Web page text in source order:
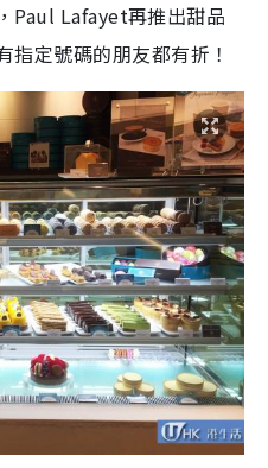
Paul Lafayet再推出甜品
指定號碼的朋友都有折！